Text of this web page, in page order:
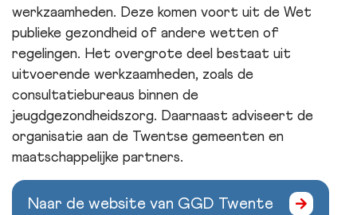
werkzaamheden. Deze komen voort uit de Wet
publieke gezondheid of andere wetten of
regelingen. Het overgrote deel bestaat uit
uitvoerende werkzaamheden, zoals de
consultatiebureaus binnen de
jeugdgezondheidszorg. Daarnaast adviseert de
organisatie aan de Twentse gemeenten en
maatschappelijke partners.
Naar de website van GGD Twente